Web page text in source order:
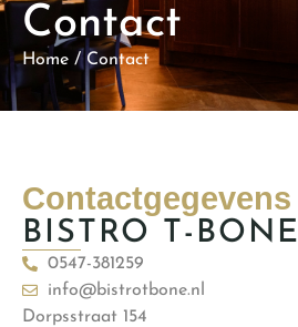
Contact
Home / Contact
Contactgegevens
BISTRO T-BONE
0547-381259
info@bistrotbone.nl
Dorpsstraat 154